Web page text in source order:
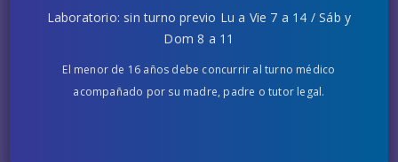
venido a reemplazar los tradicionales congresos,
Auspiciada por Fundación Hospitalaria y
organizada por la Fundación Cardioinfantil, el
Laboratorio: sin turno previo Lu a Vie 7 a 14 / Sáb y
Dom 8 a 11
El menor de 16 años debe concurrir al turno médico
acompañado por su madre, padre o tutor legal.